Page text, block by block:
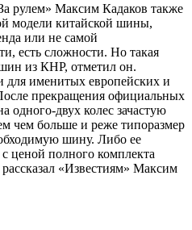
рулем» Максим Кадаков также
модели китайской шины,
или не самой
есть сложности. Но такая
шин из КНР, отметил он.
для именитых европейских и
прекращения официальных
одного-двух колес зачастую
чем больше и реже типоразмер
шину. Либо ее
ценой полного комплекта
«Известиям» Максим